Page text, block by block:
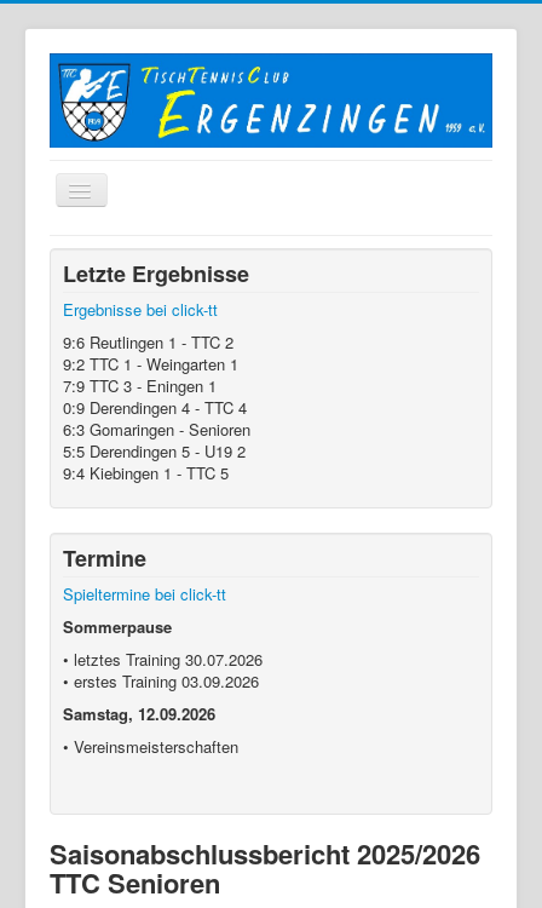
Home
Mannschaften
Berichte
Bilder
Links
Archiv
Letzte Ergebnisse
Ergebnisse bei click-tt
9:6 Reutlingen 1 - TTC 2
9:2 TTC 1 - Weingarten 1
7:9 TTC 3 - Eningen 1
0:9 Derendingen 4 - TTC 4
6:3 Gomaringen - Senioren
5:5 Derendingen 5 - U19 2
9:4 Kiebingen 1 - TTC 5
Termine
Spieltermine bei click-tt
Sommerpause
• letztes Training 30.07.2026
• erstes Training 03.09.2026
Samstag, 12.09.2026
• Vereinsmeisterschaften
Saisonabschlussbericht 2025/2026
TTC Senioren